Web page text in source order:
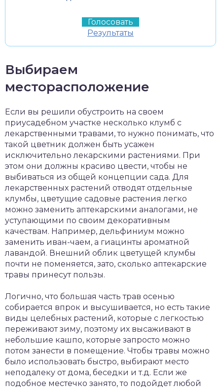
Результаты
Выбираем
месторасположение
Если вы решили обустроить на своем
приусадебном участке несколько клумб с
лекарственными травами, то нужно понимать, что
такой цветник должен быть усажен
исключительно лекарскими растениями. При
этом они должны красиво цвести, чтобы не
выбиваться из общей концепции сада. Для
лекарственных растений отводят отдельные
клумбы, цветущие садовые растения легко
можно заменить аптекарскими аналогами, не
уступающими по своим декоративным
качествам. Например, дельфиниум можно
заменить иван-чаем, а гиацинты ароматной
лавандой. Внешний облик цветущей клумбы
почти не поменяется, зато, сколько аптекарские
травы принесут пользы.
Логично, что большая часть трав осенью
собирается впрок и высушивается, но есть такие
виды целебных растений, которые с легкостью
переживают зиму, поэтому их высаживают в
небольшие кашпо, которые запросто можно
потом занести в помещение. Чтобы травы можно
было использовать быстро, выбирают место
неподалеку от дома, беседки и т.д. Если же
подобное местечко занято, то подойдет любой